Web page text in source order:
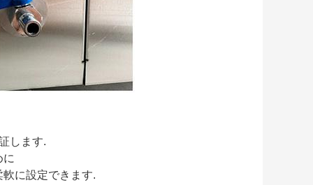
します.
に
に設定できます.